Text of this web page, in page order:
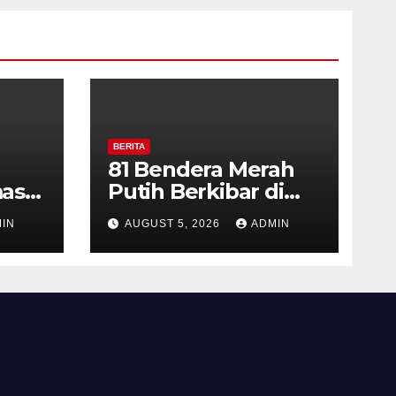
BERITA
81 Bendera Merah
Putih Berkibar di
MIN 3 Semarang,
Bhabinkamtibmas
Desa Timpik Hadiri
AUGUST 5, 2026 ADMIN